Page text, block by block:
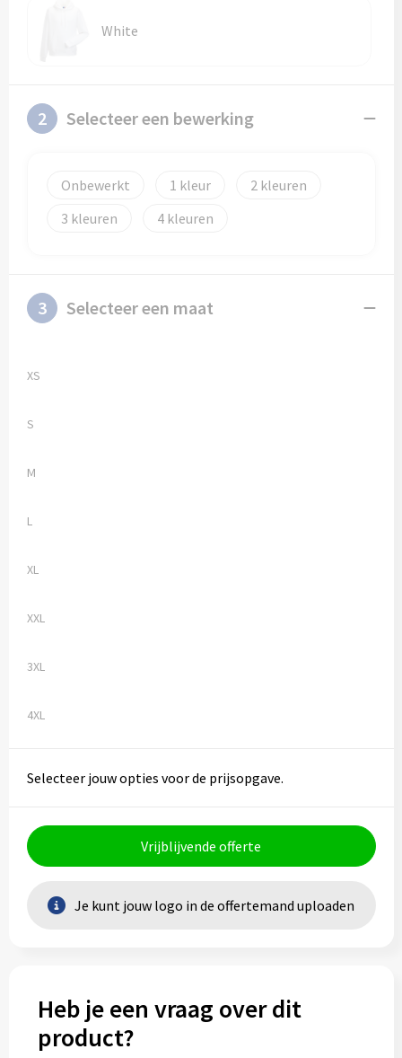
White
2 Selecteer een bewerking
Onbewerkt 1
2
3
4
3 Selecteer een maat
XS
S
M
L
XL
XXL
3XL
4XL
Selecteer jouw opties voor de prijsopgave.
Vrijblijvende offerte
Je kunt jouw logo in de offertemand uploaden
Heb je een vraag over dit
product?